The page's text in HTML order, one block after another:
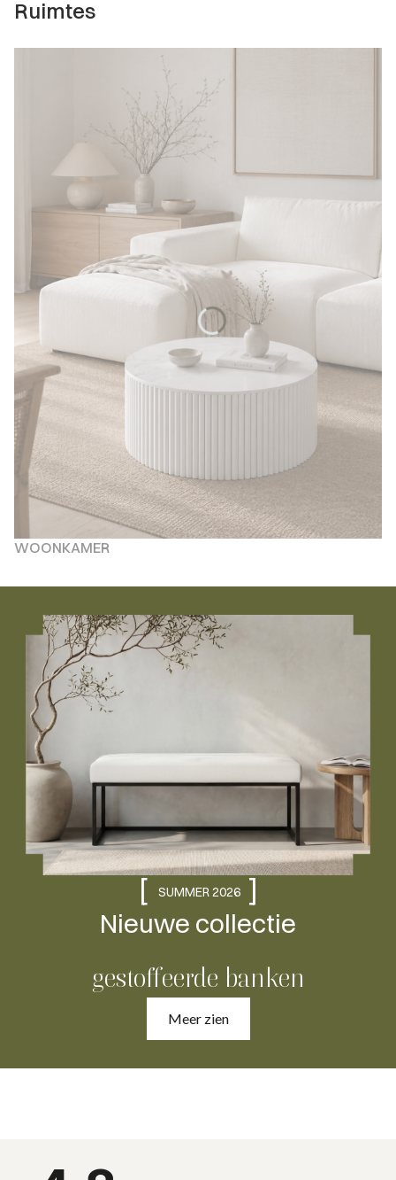
Ruimtes
WOONKAMER
[ SUMMER 2026 ]
Nieuwe collectie
gestoffeerde banken
Meer zien